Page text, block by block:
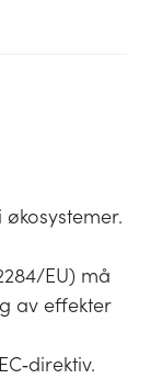
EU) må
av effekter